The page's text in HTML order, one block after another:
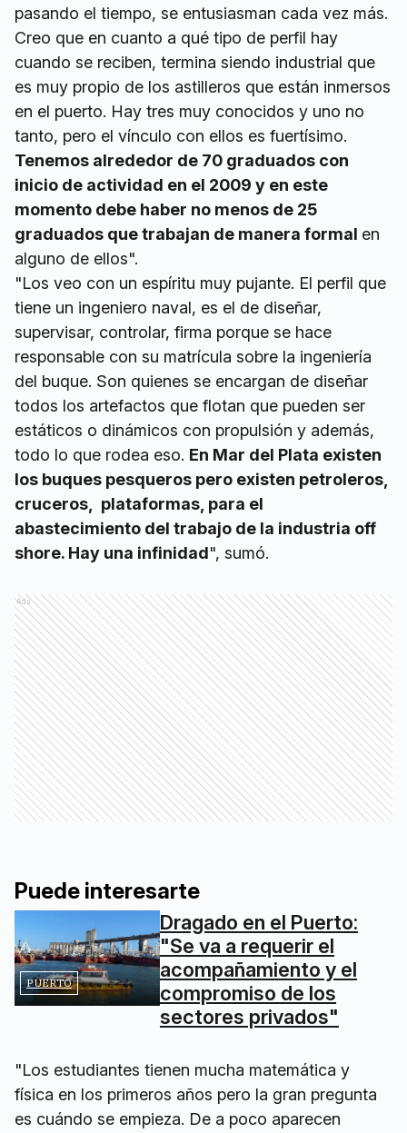
pasando el tiempo, se entusiasman cada vez más.
Creo que en cuanto a qué tipo de perfil hay
cuando se reciben, termina siendo industrial que
es muy propio de los astilleros que están inmersos
en el puerto. Hay tres muy conocidos y uno no
tanto, pero el vínculo con ellos es fuertísimo.
Tenemos alrededor de 70 graduados con
inicio de actividad en el 2009 y en este
momento debe haber no menos de 25
graduados que trabajan de manera formal en
alguno de ellos".
"Los veo con un espíritu muy pujante. El perfil que
tiene un ingeniero naval, es el de diseñar,
supervisar, controlar, firma porque se hace
responsable con su matrícula sobre la ingeniería
del buque. Son quienes se encargan de diseñar
todos los artefactos que flotan que pueden ser
estáticos o dinámicos con propulsión y además,
todo lo que rodea eso. En Mar del Plata existen
los buques pesqueros pero existen petroleros,
cruceros, plataformas, para el
abastecimiento del trabajo de la industria off
shore. Hay una infinidad", sumó.
Ads
Puede interesarte
PUERTO
Dragado en el Puerto:
"Se va a requerir el
acompañamiento y el
compromiso de los
sectores privados"
"Los estudiantes tienen mucha matemática y
física en los primeros años pero la gran pregunta
es cuándo se empieza. De a poco aparecen